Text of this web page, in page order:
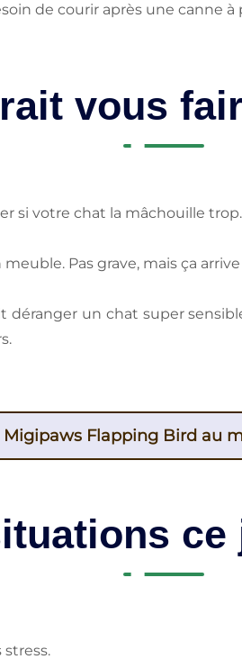
de courir après une canne
vous
si votre chat la mâchouille
Pas grave, mais ça
un chat super
Migipaws Flapping Bird au
stress.